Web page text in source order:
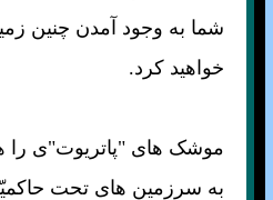
شما به وجود آمدن چنين
خواهيد کرد.
موشک های "پاتريوت"ی
به سرزمين های تحت